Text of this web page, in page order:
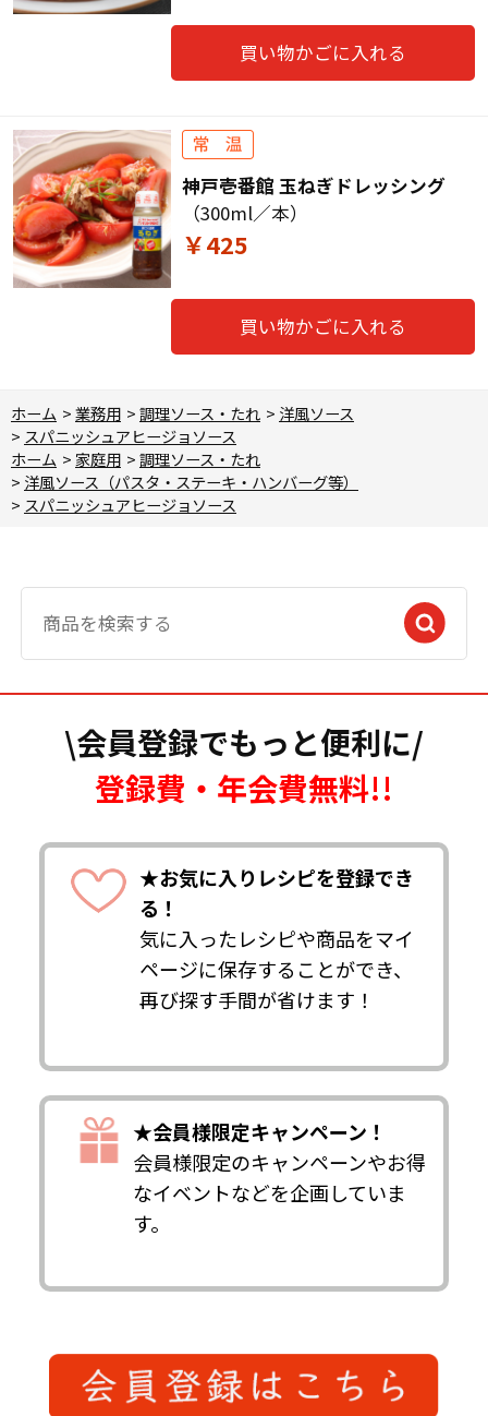
買い物かごに入れる
神戸壱番館 玉ねぎドレッシング
（300ml／本）
￥425
買い物かごに入れる
ホーム >業務用 >調理ソース・たれ > 洋風ソース
> スパニッシュアヒージョソース
ホーム > 家庭用 >調理ソース・たれ
> 洋風ソース（パスタ・ステーキ・ハンバーグ等）
> スパニッシュアヒージョソース
\会員登録でもっと便利に/
登録費・年会費無料!!
★お気に入りレシピを登録でき
る！
気に入ったレシピや商品をマイ
ページに保存することができ、
再び探す手間が省けます！
★会員様限定キャンペーン！
会員様限定のキャンペーンやお得
なイベントなどを企画していま
す。